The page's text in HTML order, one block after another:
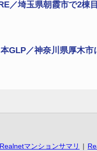
／埼玉県朝霞市で2
本GLP／神奈川県厚木
Realnetマンションサマリ